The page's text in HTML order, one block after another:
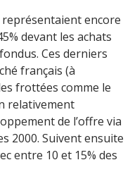
représentaient encore
devant les achats
Ces derniers
français (à
frottées comme le
relativement
de l’offre via
2000. Suivent ensuite
entre 10 et 15% des